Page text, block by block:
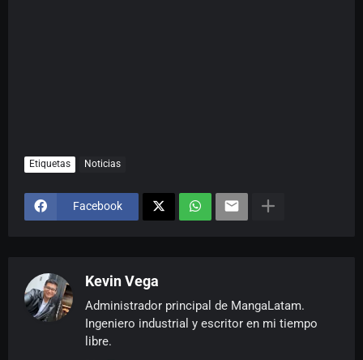
Etiquetas Noticias
Facebook
Kevin Vega
Administrador principal de MangaLatam.
Ingeniero industrial y escritor en mi tiempo
libre.